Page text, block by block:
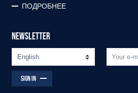
ПОДРОБНЕЕ
NEWSLETTER
SIGN IN